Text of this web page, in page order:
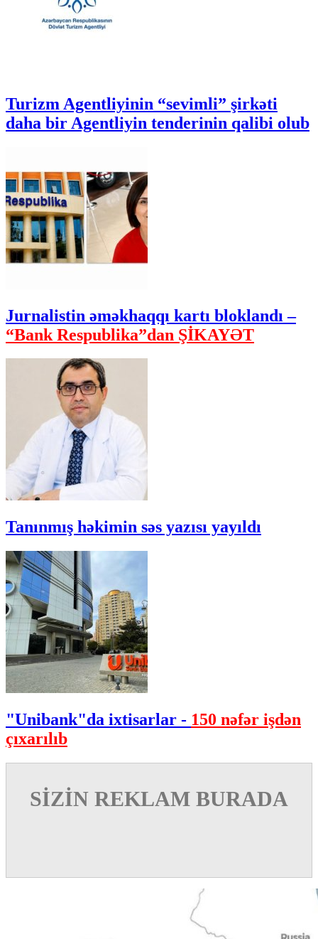
Turizm Agentliyinin “sevimli” şirkəti
daha bir Agentliyin tenderinin qalibi olub
Jurnalistin əməkhaqqı kartı bloklandı –
“Bank Respublika”dan ŞİKAYƏT
Tanınmış həkimin səs yazısı yayıldı
"Unibank"da ixtisarlar - 150 nəfər işdən
çıxarılıb
SİZİN REKLAM BURADA